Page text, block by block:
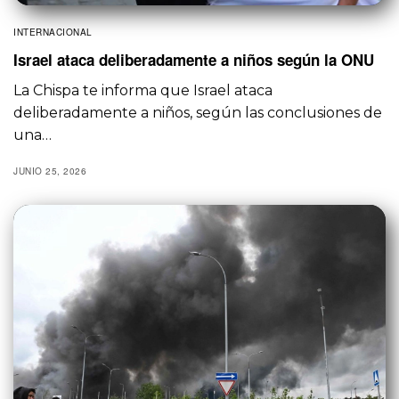
INTERNACIONAL
Israel ataca deliberadamente a niños según la ONU
La Chispa te informa que Israel ataca
deliberadamente a niños, según las conclusiones de
una…
JUNIO 25, 2026